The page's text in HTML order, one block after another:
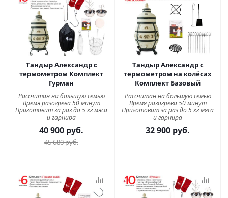
Тандыр Александр с
термометром Комплект
Гурман
Рассчитан на большую семью
Время разогрева 50 минут
Приготовит за раз до 5 кг мяса
и гарнира
40 900 руб.
45 680руб.
Тандыр Александр с
термометром на колёсах
Комплект Базовый
Рассчитан на большую семью
Время разогрева 50 минут
Приготовит за раз до 5 кг мяса
и гарнира
32 900 руб.